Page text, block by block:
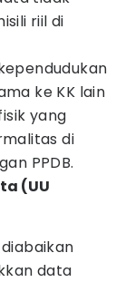
riil di
ke KK lain
yang
di
PPDB.
(UU
data